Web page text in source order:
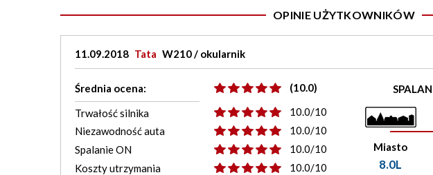
OPINIE UŻYTKOWNIKÓW
11.09.2018 Tata W210 / okularnik
Średnia ocena: (10.0)
Trwałość silnika
10.0/10
Niezawodność auta
10.0/10
Spalanie ON
10.0/10
Koszty utrzymania
10.0/10
Miasto
8.0L